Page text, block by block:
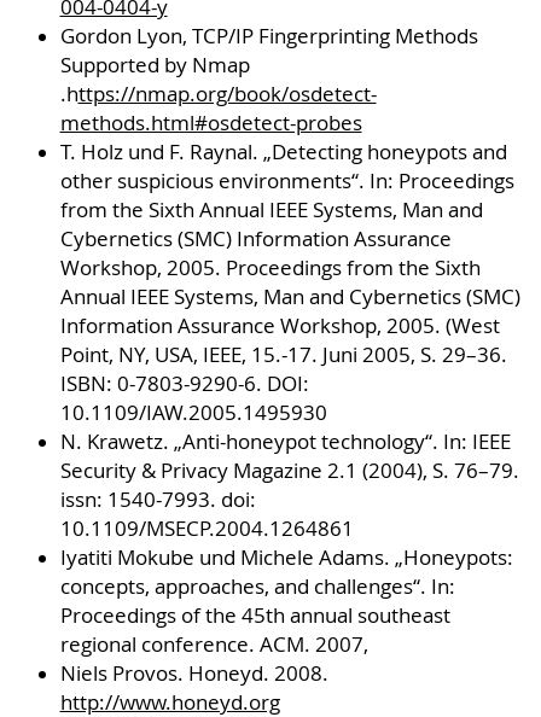
004-0404-y
Gordon Lyon, TCP/IP Fingerprinting Methods
Supported by Nmap
.https://nmap.org/book/osdetect-
methods.html#osdetect-probes
T. Holz und F. Raynal. „Detecting honeypots and
other suspicious environments“. In: Proceedings
from the Sixth Annual IEEE Systems, Man and
Cybernetics (SMC) Information Assurance
Workshop, 2005. Proceedings from the Sixth
Annual IEEE Systems, Man and Cybernetics (SMC)
Information Assurance Workshop, 2005. (West
Point, NY, USA, IEEE, 15.-17. Juni 2005, S. 29–36.
ISBN: 0-7803-9290-6. DOI:
10.1109/IAW.2005.1495930
N. Krawetz. „Anti-honeypot technology“. In: IEEE
Security & Privacy Magazine 2.1 (2004), S. 76–79.
issn: 1540-7993. doi:
10.1109/MSECP.2004.1264861
Iyatiti Mokube und Michele Adams. „Honeypots:
concepts, approaches, and challenges“. In:
Proceedings of the 45th annual southeast
regional conference. ACM. 2007,
Niels Provos. Honeyd. 2008.
http://www.honeyd.org